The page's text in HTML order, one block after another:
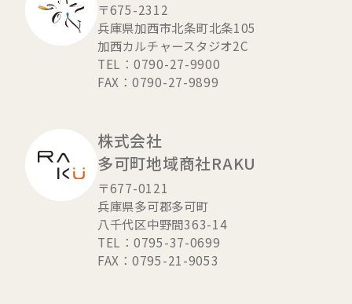
〒675-2312
兵庫県加西市北条町北条105
加西カルチャースタジオ2C
TEL：0790-27-9900
FAX：0790-27-9899
株式会社
多可町地域商社RAKU
〒677-0121
兵庫県多可郡多可町
八千代区中野間363-14
TEL：0795-37-0699
FAX：0795-21-9053